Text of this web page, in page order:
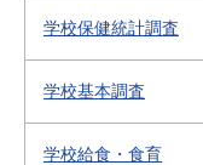
学校保健統計調査
学校基本調査
学校給食・食育